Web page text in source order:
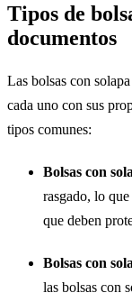
Tipos de
documentos
Las bolsas con
cada uno con sus
tipos comunes:
Bolsas con
rasgado, lo
que deben
Bolsas con
las bolsas con